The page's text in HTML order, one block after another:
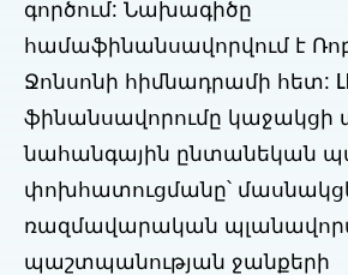
գործում: Նախագիծը
համաֆինանսավորվում է
Ջոնսոնի հիմնադրամի հետ:
ֆինանսավորումը կաջակցի
նահանգային ընտանեկան
փոխհատուցմանը՝
ռազմավարական
պաշտպանության ջանքերի